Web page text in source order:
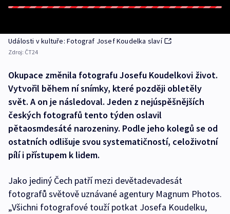
Události v kultuře: Fotograf Josef Koudelka slaví
Zdroj: ČT24
Okupace změnila fotografu Josefu Koudelkovi život.
Vytvořil během ní snímky, které později obletěly
svět. A on je následoval. Jeden z nejúspěšnějších
českých fotografů tento týden oslavil
pětaosmdesáté narozeniny. Podle jeho kolegů se od
ostatních odlišuje svou systematičností, celoživotní
pílí i přístupem k lidem.
Jako jediný Čech patří mezi devětadevadesát
fotografů světově uznávané agentury Magnum Photos.
„Všichni fotografové touží potkat Josefa Koudelku,